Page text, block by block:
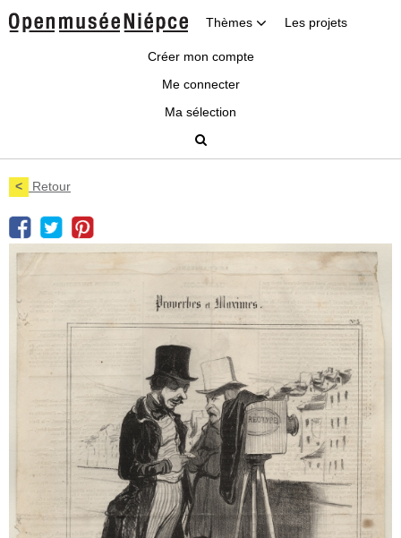
Thèmes Les projets
Créer mon compte
Me connecter
Ma sélection
< Retour